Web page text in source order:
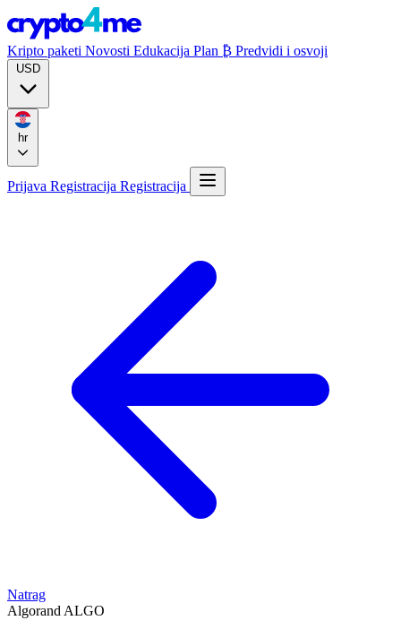
Kripto paketi Novosti Edukacija Plan ₿ Predvidi i osvoji
hr
Prijava Registracija Registracija
Natrag
Algorand ALGO